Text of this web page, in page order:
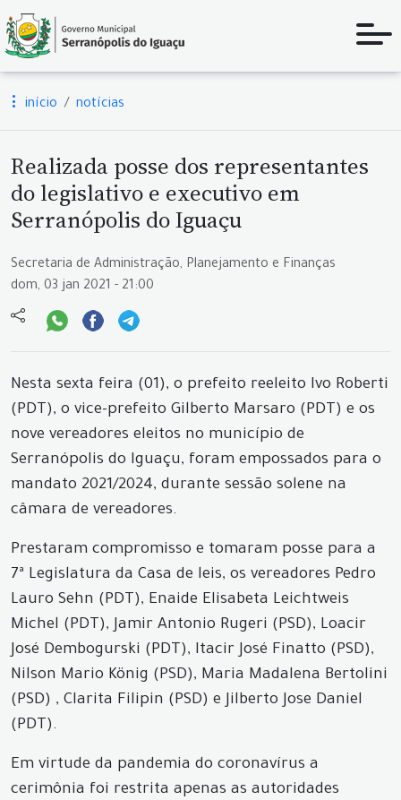
início notícias
Realizada posse dos representantes
do legislativo e executivo em
Serranópolis do Iguaçu
Secretaria de Administração, Planejamento e Finanças
dom, 03 jan 2021 - 21:00
Nesta sexta feira (01), o prefeito reeleito Ivo Roberti
(PDT), o vice-prefeito Gilberto Marsaro (PDT) e os
nove vereadores eleitos no município de
Serranópolis do Iguaçu, foram empossados para o
mandato 2021/2024, durante sessão solene na
câmara de vereadores.
Prestaram compromisso e tomaram posse para a
7ª Legislatura da Casa de leis, os vereadores Pedro
Lauro Sehn (PDT), Enaide Elisabeta Leichtweis
Michel (PDT), Jamir Antonio Rugeri (PSD), Loacir
José Dembogurski (PDT), Itacir José Finatto (PSD),
Nilson Mario König (PSD), Maria Madalena Bertolini
(PSD) , Clarita Filipin (PSD) e Jilberto Jose Daniel
(PDT).
Em virtude da pandemia do coronavírus a
cerimônia foi restrita apenas as autoridades